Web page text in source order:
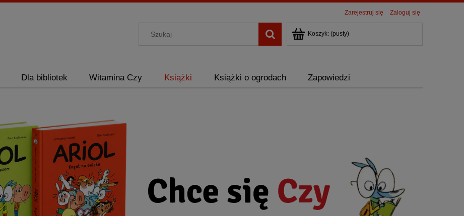
Zarejestruj się Zaloguj się
Koszyk: (pusty)
Dla bibliotek Witamina Czy Książki Książki o ogrodach Zapowiedzi